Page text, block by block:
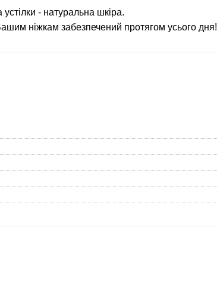
устілки - натуральна шкіра.
ніжкам забезпечений протягом усього дня!